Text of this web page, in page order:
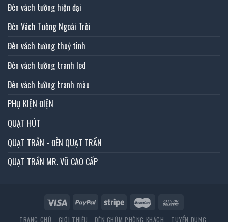
Đèn vách tường hiện đại
Đèn Vách Tường Ngoài Trời
Đèn vách tường thuỷ tinh
Đèn vách tường tranh led
Đèn vách tường tranh màu
PHỤ KIỆN ĐIỆN
QUẠT HÚT
QUẠT TRẦN - ĐÈN QUẠT TRẦN
QUẠT TRẦN MR. VŨ CAO CẤP
TRANG CHỦ GIỚI THIỆU ĐÈN CHÙM PHÒNG KHÁCH TUYỂN DỤNG